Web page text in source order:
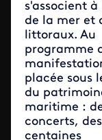
s'associent à
de la mer et
littoraux. Au
programme
placée sous
du
maritime :
concerts, des
centaines